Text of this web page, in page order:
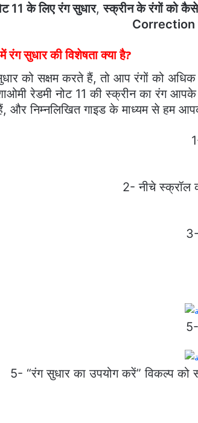
11 के लिए रंग सुधार,स्क्रीन के रंगों को
Correction
रंग सुधार की विशेषता क्या है?
को सक्षम करते हैं, तो आप रंगों को
रेडमी नोट 11 की स्क्रीन का रंग
और निम्नलिखित गाइड के माध्यम से हम
2- नीचे स्क्रॉल
5- “रंग सुधार का उपयोग करें” विकल्प